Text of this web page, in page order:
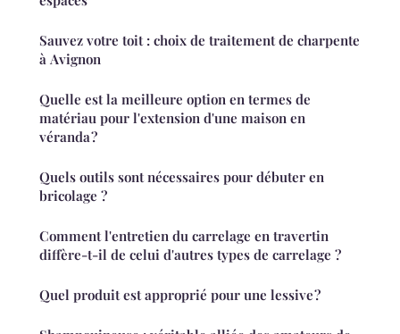
Sauvez votre toit : choix de traitement de charpente
à Avignon
Quelle est la meilleure option en termes de
matériau pour l'extension d'une maison en
véranda ?
Quels outils sont nécessaires pour débuter en
bricolage ?
Comment l'entretien du carrelage en travertin
diffère-t-il de celui d'autres types de carrelage ?
Quel produit est approprié pour une lessive ?